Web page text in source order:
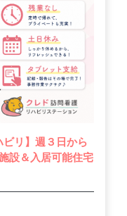
ビリ】週３日から
設＆入居可能住宅